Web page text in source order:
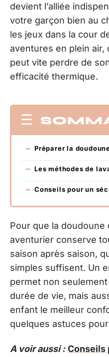
devient l’alliée
votre garçon bien au
les jeux dans la cour
aventures en plein
peut vite perdre de
efficacité thermique.
Préparer la
Les méthodes de
Conseils pour un
Pour que la
aventurier conserve
saison après saison,
simples suffisent. Un
permet non
durée de vie, mais
enfant le meilleur
quelques astuces
A voir aussi : Conseils